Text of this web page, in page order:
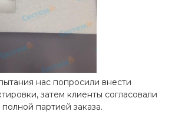
нас попросили внести
затем клиенты согласовали
партией заказа.